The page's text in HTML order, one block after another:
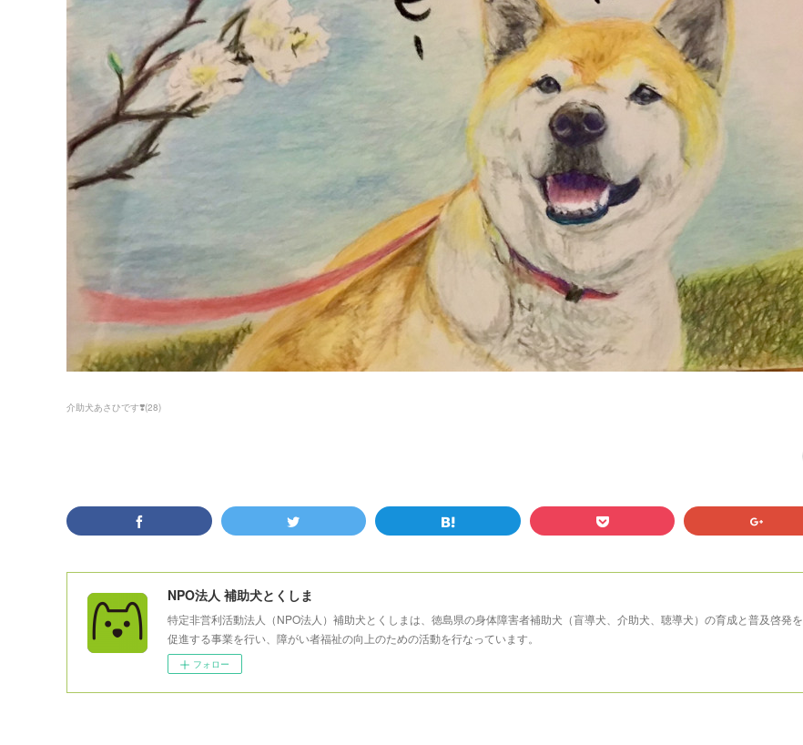
介助犬あさひです❣️(28)
NPO法人 補助犬とくしま
特定非営利活動法人（NPO法人）補助犬とくしまは、徳島県の身体障害者補助犬（盲導犬、介助犬、聴導犬）の育成と普及啓発を
促進する事業を行い、障がい者福祉の向上のための活動を行なっています。
フォロー